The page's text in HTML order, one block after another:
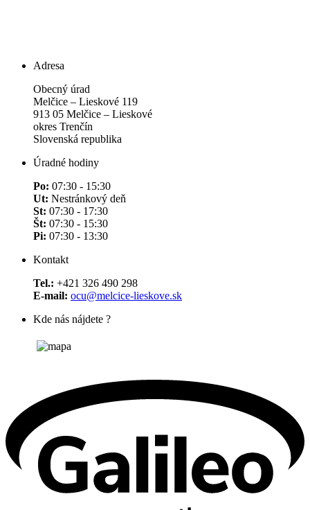
Adresa
Obecný úrad
Melčice – Lieskové 119
913 05 Melčice – Lieskové
okres Trenčín
Slovenská republika
Úradné hodiny
Po: 07:30 - 15:30
Ut: Nestránkový deň
St: 07:30 - 17:30
Št: 07:30 - 15:30
Pi: 07:30 - 13:30
Kontakt
Tel.: +421 326 490 298
E-mail: ocu@melcice-lieskove.sk
Kde nás nájdete ?